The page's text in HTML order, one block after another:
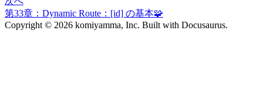
第33章：Dynamic Route：[id] の基本🧩
Copyright © 2026 komiyamma, Inc. Built with Docusaurus.